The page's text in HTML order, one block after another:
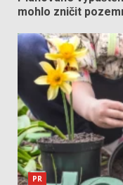
mohlo zničit
PR